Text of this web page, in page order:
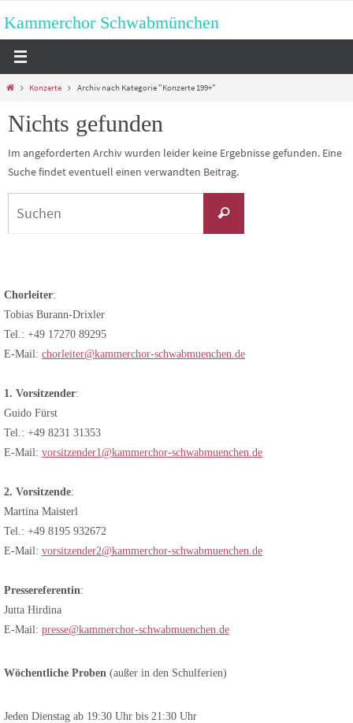
Inhalt
Kammerchor Schwabmünchen
StartKonzerte Archiv nach Kategorie "Konzerte 199+"
Nichts gefunden
Im angeforderten Archiv wurden leider keine Ergebnisse gefunden. Eine
Suche findet eventuell einen verwandten Beitrag.
Suchen
Chorleiter:
Tobias Burann-Drixler
Tel.: +49 17270 89295
E-Mail: chorleiter@kammerchor-schwabmuenchen.de
1. Vorsitzender:
Guido Fürst
Tel.: +49 8231 31353
E-Mail: vorsitzender1@kammerchor-schwabmuenchen.de
2. Vorsitzende:
Martina Maisterl
Tel.: +49 8195 932672
E-Mail: vorsitzender2@kammerchor-schwabmuenchen.de
Pressereferentin:
Jutta Hirdina
E-Mail: presse@kammerchor-schwabmuenchen.de
Wöchentliche Proben (außer in den Schulferien)
Jeden Dienstag ab 19:30 Uhr bis 21:30 Uhr